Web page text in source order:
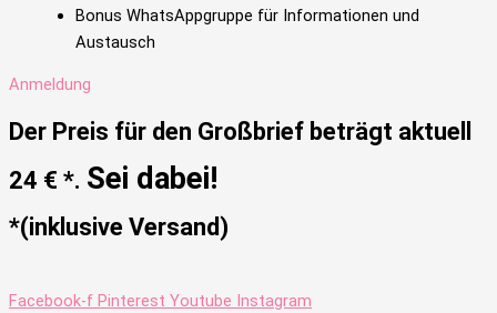
Bonus WhatsAppgruppe für Informationen und
Austausch
Anmeldung
Der Preis für den Großbrief beträgt aktuell
24 € *. Sei dabei!
*(inklusive Versand)
Facebook-f Pinterest Youtube Instagram